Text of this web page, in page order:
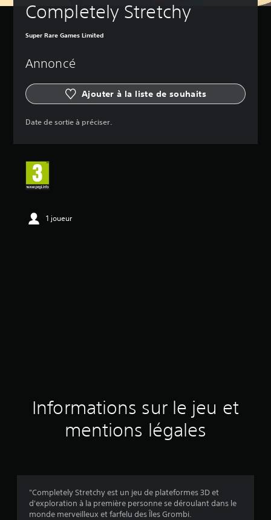
Completely Stretchy
Super Rare Games Limited
Annoncé
Ajouter à la liste de souhaits
Date de sortie à préciser.
1 joueur
Informations sur le jeu et
mentions légales
"Completely Stretchy est un jeu de plateformes 3D et
d'exploration à la première personne se déroulant dans le
monde merveilleux et farfelu des Îles Grombi.